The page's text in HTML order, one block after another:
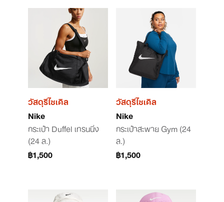
วัสดุรีไซเคิล
Nike
กระเป๋า Duffel เทรนนิ่ง
(24 ล.)
฿1,500
วัสดุรีไซเคิล
Nike
กระเป๋าสะพาย Gym (24
ล.)
฿1,500